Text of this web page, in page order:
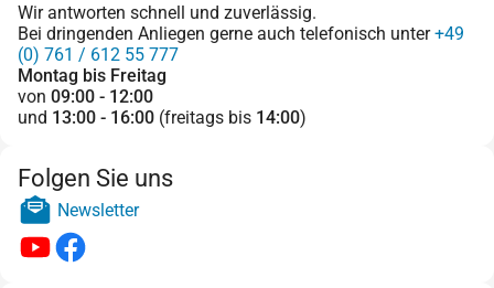
Wir antworten schnell und zuverlässig.
Bei dringenden Anliegen gerne auch telefonisch unter+49
(0) 761 / 612 55 777
Montag bis Freitag
von 09:00 - 12:00
und 13:00 - 16:00 (freitags bis 14:00)
Folgen Sie uns
Newsletter